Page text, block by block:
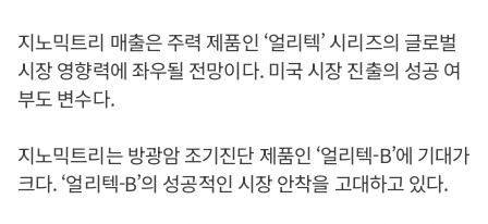
지노믹트리 매출은 주력 제품인 ‘얼리텍’ 시리즈의 글로벌
시장 영향력에 좌우될 전망이다. 미국 시장 진출의 성공 여
부도 변수다.
지노믹트리는 방광암 조기진단 제품인 ‘얼리텍-B’에 기대가
크다. ‘얼리텍-B’의 성공적인 시장 안착을 고대하고 있다.